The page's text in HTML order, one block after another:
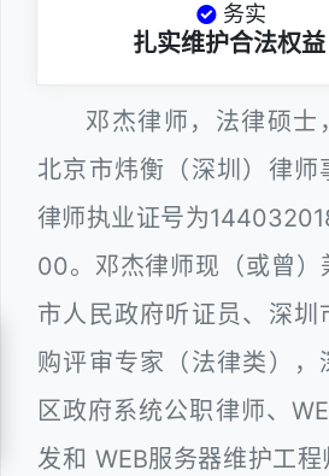
务实
扎实维护合法权益
邓杰律师，法律硕士
北京市炜衡（深圳）律师
律师执业证号为
00。邓杰律师现（或曾）
市人民政府听证员、深圳
购评审专家（法律类），
区政府系统公职律师、
发和 WEB服务器维护工程